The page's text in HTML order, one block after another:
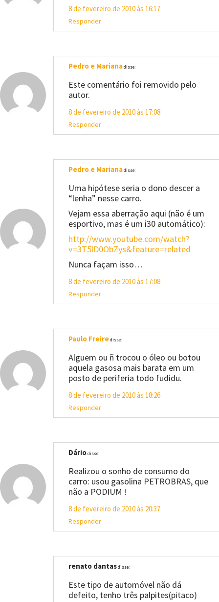
8 de fevereiro de 2010 às 16:17
Responder
Pedro e Marianadisse:
Este comentário foi removido pelo
autor.
8 de fevereiro de 2010 às 17:08
Responder
Pedro e Marianadisse:
Uma hipótese seria o dono descer a
“lenha” nesse carro.
Vejam essa aberração aqui (não é um
esportivo, mas é um i30 automático):
http://www.youtube.com/watch?
v=3T5lD0ObZys&feature=related
Nunca façam isso…
8 de fevereiro de 2010 às 17:08
Responder
Paulo Freiredisse:
Alguem ou ñ trocou o óleo ou botou
aquela gasosa mais barata em um
posto de periferia todo fudidu.
8 de fevereiro de 2010 às 18:26
Responder
Dáriodisse:
Realizou o sonho de consumo do
carro: usou gasolina PETROBRAS, que
não a PODIUM !
8 de fevereiro de 2010 às 20:37
Responder
renato dantasdisse:
Este tipo de automóvel não dá
defeito, tenho três palpites(pitaco)